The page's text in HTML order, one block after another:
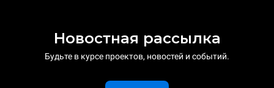
Новостная рассылка
Будьте в курсе проектов, новостей и событий.